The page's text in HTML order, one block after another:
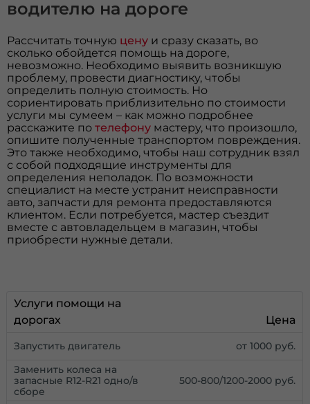
водителю на дороге
Рассчитать точную цену и сразу сказать, во
сколько обойдется помощь на дороге,
невозможно. Необходимо выявить возникшую
проблему, провести диагностику, чтобы
определить полную стоимость. Но
сориентировать приблизительно по стоимости
услуги мы сумеем – как можно подробнее
расскажите потелефону мастеру, что произошло,
опишите полученные транспортом повреждения.
Это также необходимо, чтобы наш сотрудник взял
с собой подходящие инструменты для
определения неполадок. По возможности
специалист на месте устранит неисправности
авто, запчасти для ремонта предоставляются
клиентом. Если потребуется, мастер съездит
вместе с автовладельцем в магазин, чтобы
приобрести нужные детали.
Услуги помощи на
дорогах
Цена
Запустить двигатель от 1000 руб.
Заменить колеса на
запасные R12-R21 одно/в
сборе
500-800/1200-2000 руб.